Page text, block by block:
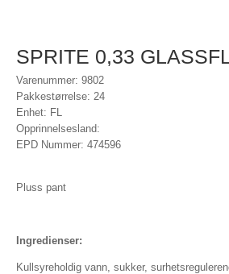
SPRITE 0,33
Varenummer: 9802
Pakkestørrelse: 24
Enhet: FL
Opprinnelsesland:
EPD Nummer: 474596
Pluss pant
Ingredienser:
Kullsyreholdig vann, sukker,